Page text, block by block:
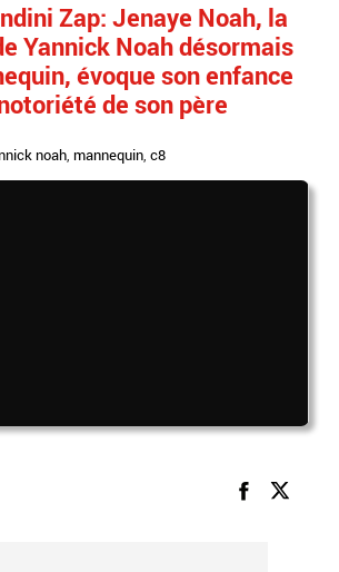
Zap: Jenaye Noah, la
Yannick Noah désormais
évoque son enfance
de son père
noah,mannequin,c8